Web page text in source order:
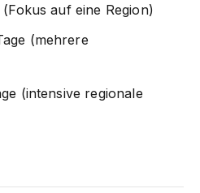
auf eine Region)
(mehrere
(intensive regionale